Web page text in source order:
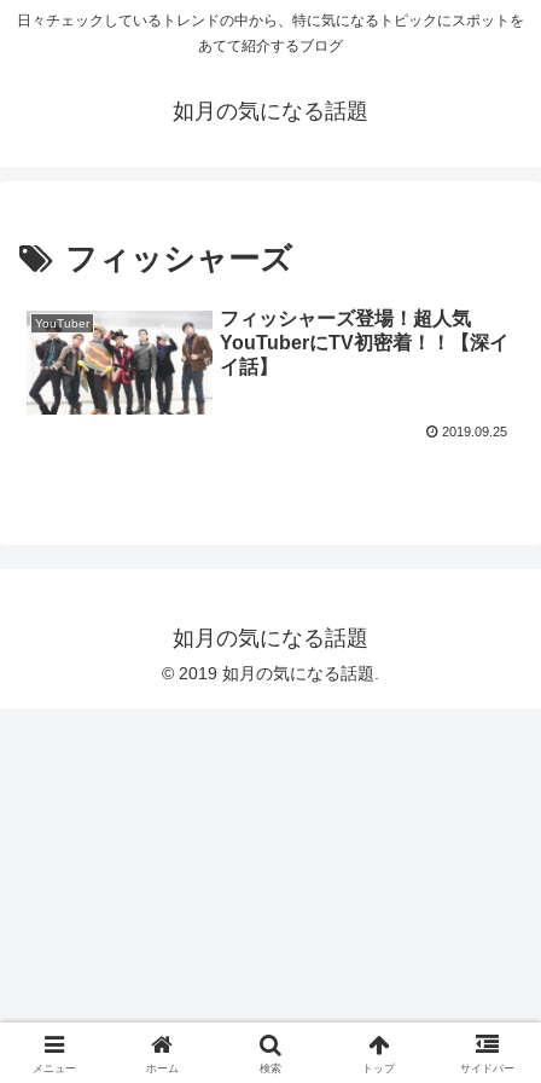
日々チェックしているトレンドの中から、特に気になるトピックにスポットを
あてて紹介するブログ
如月の気になる話題
フィッシャーズ
YouTuber
フィッシャーズ登場！超人気
YouTuberにTV初密着！！【深イ
イ話】
2019.09.25
如月の気になる話題
© 2019 如月の気になる話題.
メニュー ホーム 検索 トップ サイドバー